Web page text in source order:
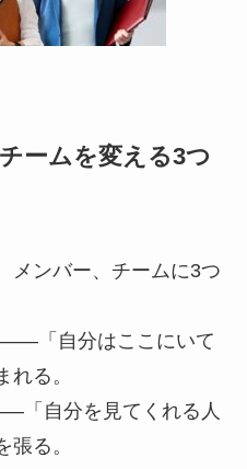
ームを変える3つ
メンバー、チームに3つ
——「自分はここにいて
る。
「自分を見てくれる人
る。